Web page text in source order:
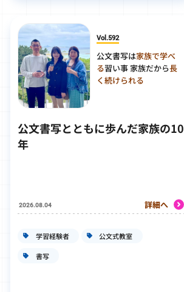
Vol.592
公文書写は家族で学べ
る習い事 家族だから長
く続けられる
公文書写とともに歩んだ家族の10
年
2026.08.04 詳細へ
学習経験者 公文式教室
書写